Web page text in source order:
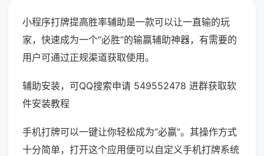
小程序打牌提高胜率辅助是一款可以让一直输的玩
家，快速成为一个“必胜”的输赢辅助神器，有需要的
用户可通过正规渠道获取使用。
辅助安装，可QQ搜索申请 549552478 进群获取软
件安装教程
手机打牌可以一键让你轻松成为“必赢”。其操作方式
十分简单，打开这个应用便可以自定义手机打牌系统